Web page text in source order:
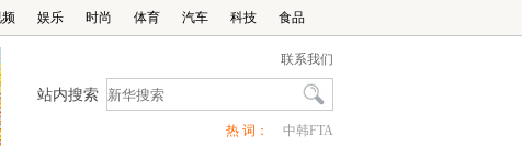
娱乐 时尚 体育 汽车 科技 食品
联系我们
站内搜索
热 词： 中韩FTA